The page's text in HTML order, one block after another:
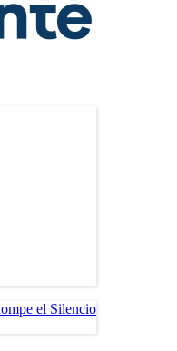
el Silencio